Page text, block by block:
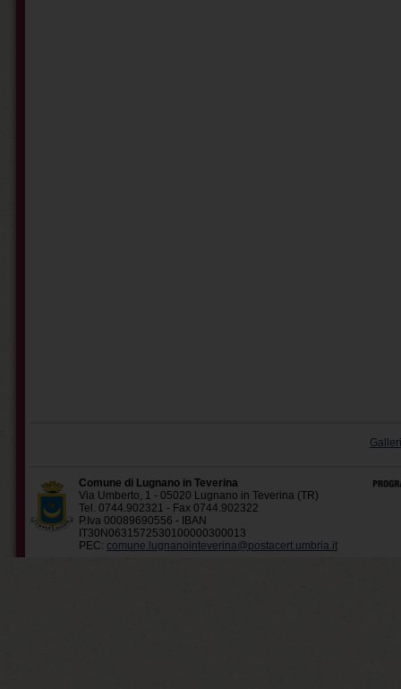
Comune di Lugnano in Teverina
Via Umberto, 1 - 05020 Lugnano in Teverina (TR)
Tel. 0744.902321 - Fax 0744.902322
P.Iva 00089690556 - IBAN
IT30N0631572530100000300013
PEC: comune.lugnanointeverina@postacert.umbria.it